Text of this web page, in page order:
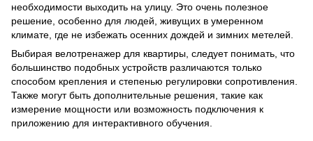
необходимости выходить на улицу. Это очень полезное
решение, особенно для людей, живущих в умеренном
климате, где не избежать осенних дождей и зимних метелей.
Выбирая велотренажер для квартиры, следует понимать, что
большинство подобных устройств различаются только
способом крепления и степенью регулировки сопротивления.
Также могут быть дополнительные решения, такие как
измерение мощности или возможность подключения к
приложению для интерактивного обучения.